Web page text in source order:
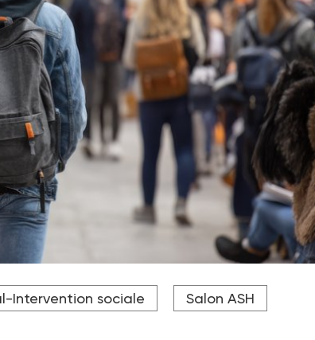
se réinventer ou candidats d'autres branches
des Amis de l'Atelier, de France Terre d'asile ou
Intervention sociale Salon ASH